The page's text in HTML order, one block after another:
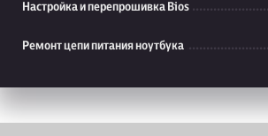
Настройка и перепрошивка Bios
Ремонт цепи питания ноутбука